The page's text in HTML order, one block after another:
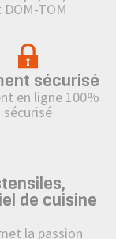
DOM-TOM
sécurisé
en ligne 100%
sécurisé
de cuisine
la passion